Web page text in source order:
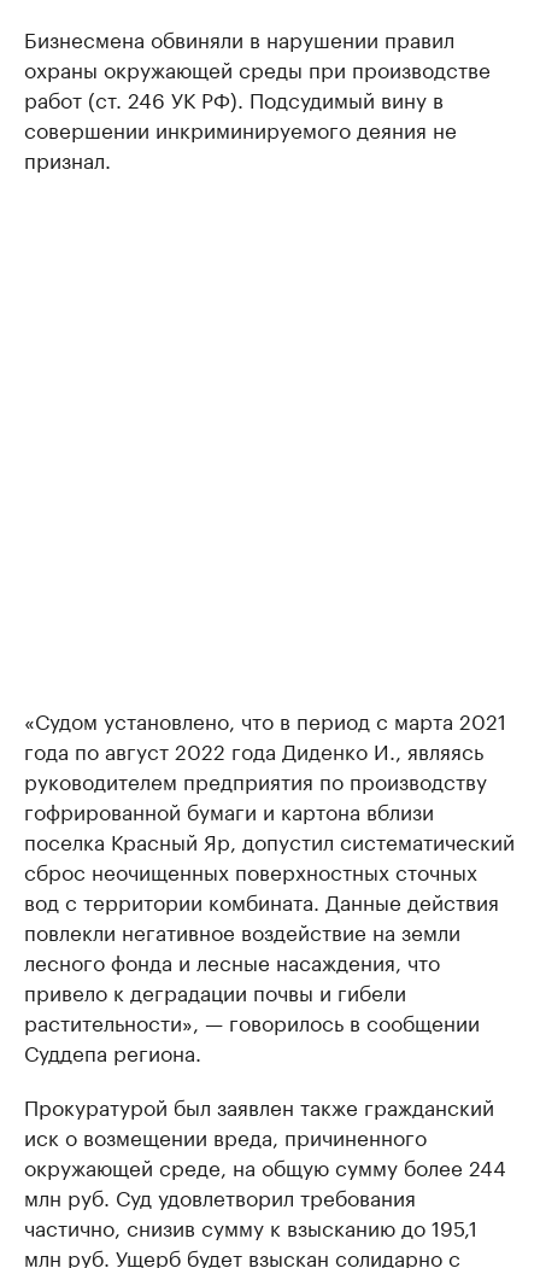
Бизнесмена обвиняли в нарушении правил
охраны окружающей среды при производстве
работ (ст. 246 УК РФ). Подсудимый вину в
совершении инкриминируемого деяния не
признал.
«Судом установлено, что в период с марта 2021
года по август 2022 года Диденко И., являясь
руководителем предприятия по производству
гофрированной бумаги и картона вблизи
поселка Красный Яр, допустил систематический
сброс неочищенных поверхностных сточных
вод с территории комбината. Данные действия
повлекли негативное воздействие на земли
лесного фонда и лесные насаждения, что
привело к деградации почвы и гибели
растительности», — говорилось в сообщении
Суддепа региона.
Прокуратурой был заявлен также гражданский
иск о возмещении вреда, причиненного
окружающей среде, на общую сумму более 244
млн руб. Суд удовлетворил требования
частично, снизив сумму к взысканию до 195,1
млн руб. Ущерб будет взыскан солидарно с